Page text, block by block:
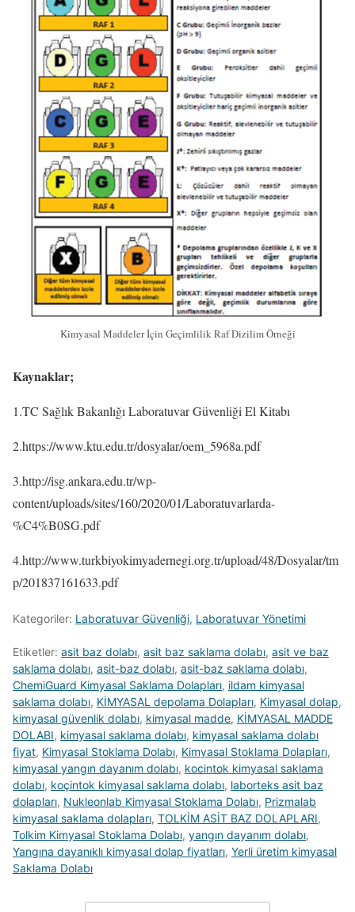
Kimyasal Maddeler İçin Geçimlilik Raf Dizilim Örneği
Kaynaklar;
1.TC Sağlık Bakanlığı Laboratuvar Güvenliği El Kitabı
2.https://www.ktu.edu.tr/dosyalar/oem_5968a.pdf
3.http://isg.ankara.edu.tr/wp-
content/uploads/sites/160/2020/01/Laboratuvarlarda-
%C4%B0SG.pdf
4.http://www.turkbiyokimyadernegi.org.tr/upload/48/Dosyalar/tm
p/201837161633.pdf
Kategoriler: Laboratuvar Güvenliği, Laboratuvar Yönetimi
Etiketler: asit baz dolabı, asit baz saklama dolabı, asit ve baz
saklama dolabı, asit-baz dolabı, asit-baz saklama dolabı,
ChemiGuard Kimyasal Saklama Dolapları, ildam kimyasal
saklama dolabı, KİMYASAL depolama Dolapları, Kimyasal dolap,
kimyasal güvenlik dolabı, kimyasal madde, KİMYASAL MADDE
DOLABI, kimyasal saklama dolabı, kimyasal saklama dolabı
fiyat, Kimyasal Stoklama Dolabı, Kimyasal Stoklama Dolapları,
kimyasal yangın dayanım dolabı, kocintok kimyasal saklama
dolabı, koçintok kimyasal saklama dolabı, laborteks asit baz
dolapları, Nukleonlab Kimyasal Stoklama Dolabı, Prizmalab
kimyasal saklama dolapları, TOLKİM ASİT BAZ DOLAPLARI,
Tolkim Kimyasal Stoklama Dolabı, yangın dayanım dolabı,
Yangına dayanıklı kimyasal dolap fiyatları, Yerli üretim kimyasal
Saklama Dolabı